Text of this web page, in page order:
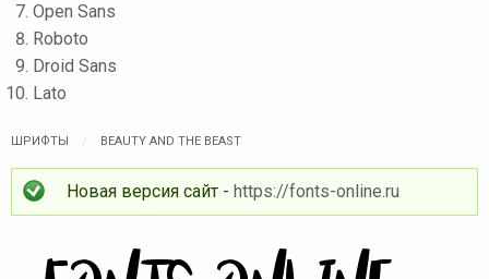
ШРИФТЫ BEAUTY AND THE BEAST
Новая версия сайт - https://fonts-online.ru
Open Sans
Roboto
Droid Sans
Lato